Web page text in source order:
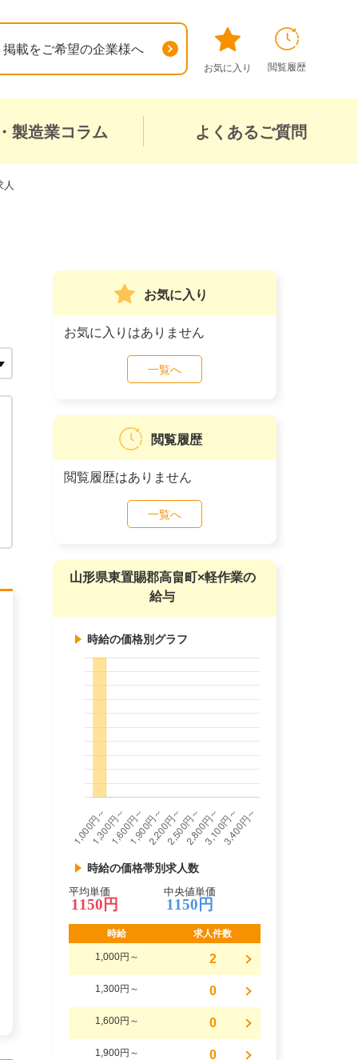
掲載をご希望の企業様へ
お気に入り 閲覧履歴
製造業コラム よくあるご質問
お気に入り
お気に入りはありません
一覧へ
閲覧履歴
閲覧履歴はありません
一覧へ
山形県東置賜郡高畠町×軽作業の
給与
時給の価格別グラフ
時給の価格帯別求人数
平均単価
1150円
中央値単価
1150円
時給 求人件数
1,000円～ 2
1,300円～ 0
1,600円～ 0
1,900円～ 0